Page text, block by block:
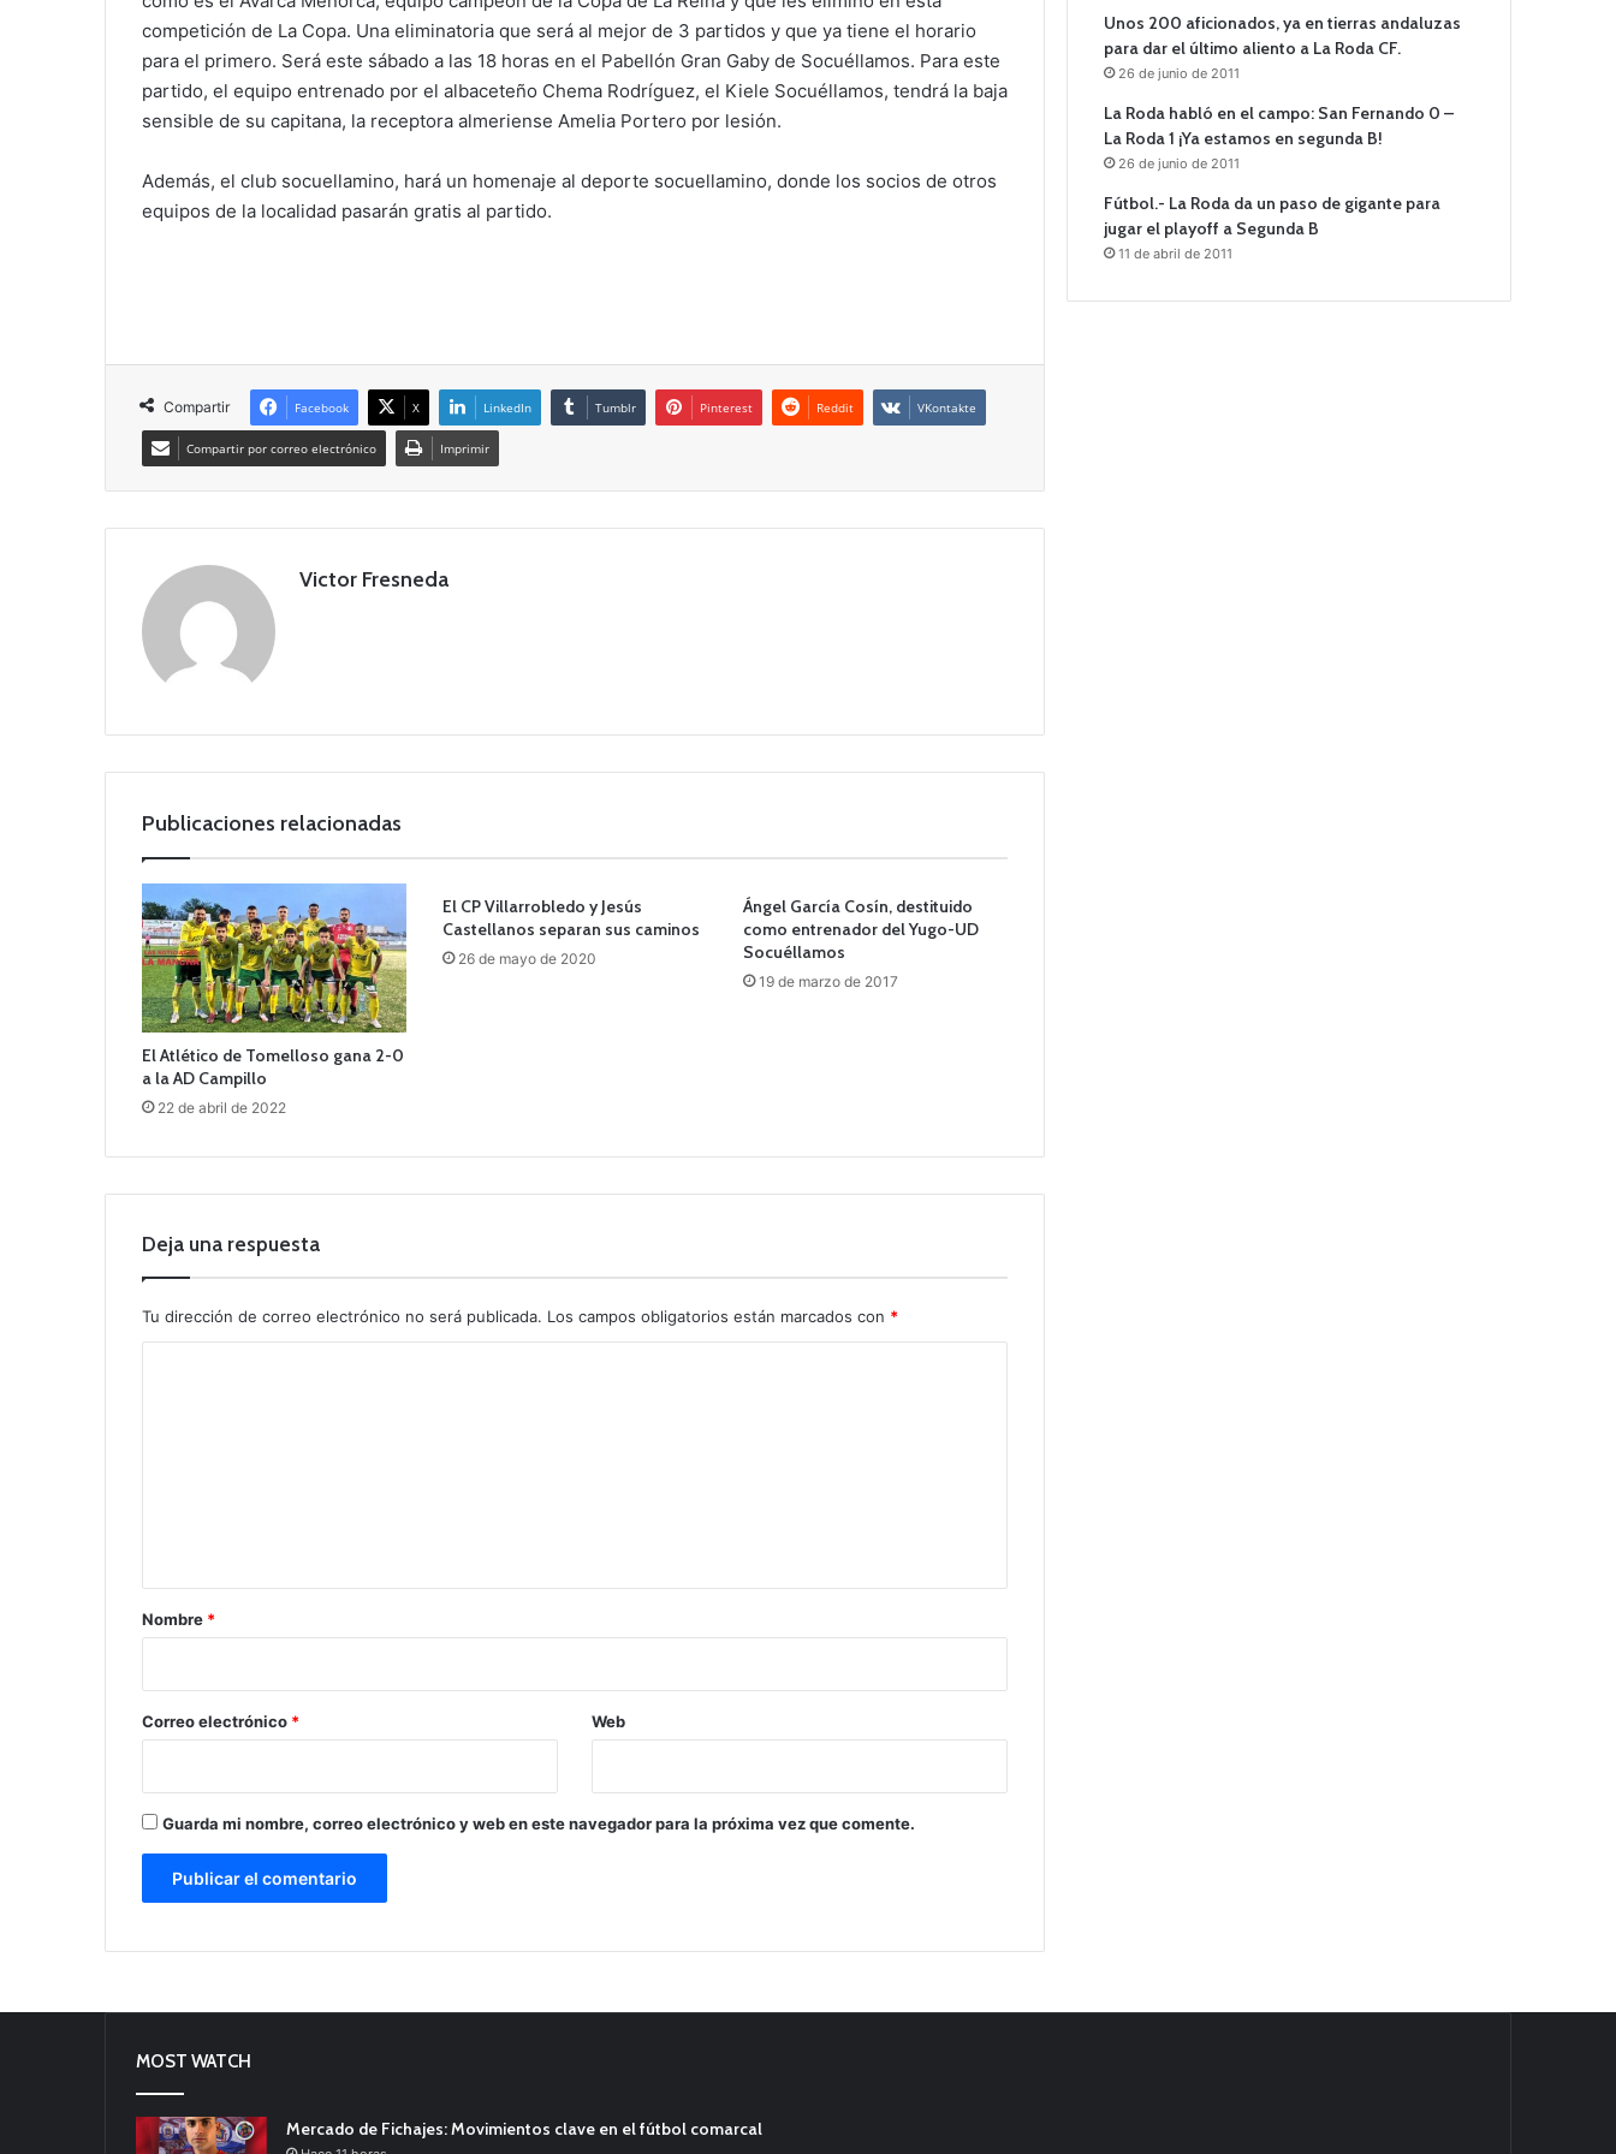
competición de La Copa. Una eliminatoria que será al mejor de 3 partidos y que ya tiene el horario
para el primero. Será este sábado a las 18 horas en el Pabellón Gran Gaby de Socuéllamos. Para este
partido, el equipo entrenado por el albaceteño Chema Rodríguez, el Kiele Socuéllamos, tendrá la baja
sensible de su capitana, la receptora almeriense Amelia Portero por lesión.
Además, el club socuellamino, hará un homenaje al deporte socuellamino, donde los socios de otros
equipos de la localidad pasarán gratis al partido.
Compartir Facebook X LinkedIn Tumblr Pinterest Reddit VKontakte
Compartir por correo electrónico Imprimir
Victor Fresneda
Publicaciones relacionadas
El Atlético de Tomelloso gana 2-0
a la AD Campillo
22 de abril de 2022
El CP Villarrobledo y Jesús
Castellanos separan sus caminos
26 de mayo de 2020
Ángel García Cosín, destituido
como entrenador del Yugo-UD
Socuéllamos
19 de marzo de 2017
Deja una respuesta
Tu dirección de correo electrónico no será publicada. Los campos obligatorios están marcados con *
r
*
Nombre *
Correo electrónico * Web
Guarda mi nombre, correo electrónico y web en este navegador para la próxima vez que comente.
Unos 200 aficionados, ya en tierras andaluzas
para dar el último aliento a La Roda CF.
26 de junio de 2011
La Roda habló en el campo: San Fernando 0 –
La Roda 1 ¡Ya estamos en segunda B!
26 de junio de 2011
Fútbol.- La Roda da un paso de gigante para
jugar el playoff a Segunda B
11 de abril de 2011
MOST WATCH
Mercado de Fichajes: Movimientos clave en el fútbol comarcal